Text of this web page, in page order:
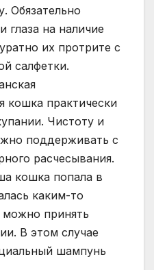
Обязательно
глаза на наличие
их протрите с
салфетки.
кошка практически
Чистоту и
поддерживать с
расчесывания.
кошка попала в
каким-то
принять
В этом случае
шампунь